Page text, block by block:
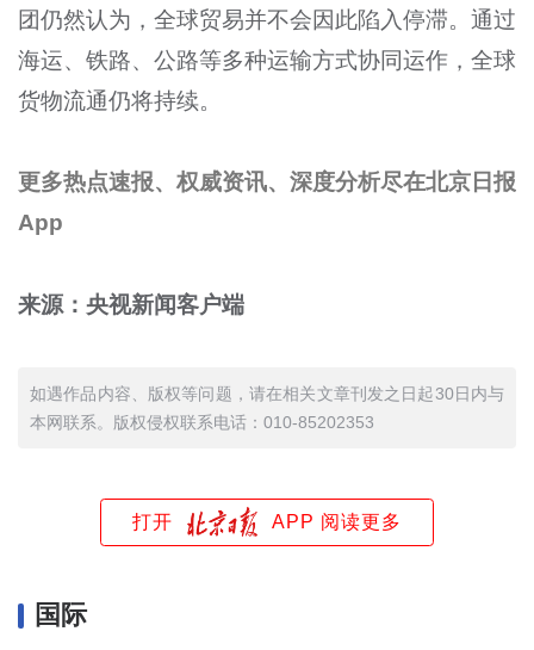
团仍然认为，全球贸易并不会因此陷入停滞。通过
海运、铁路、公路等多种运输方式协同运作，全球
货物流通仍将持续。
更多热点速报、权威资讯、深度分析尽在北京日报
App
来源：央视新闻客户端
如遇作品内容、版权等问题，请在相关文章刊发之日起30日内与
本网联系。版权侵权联系电话：010-85202353
打开 APP 阅读更多
国际